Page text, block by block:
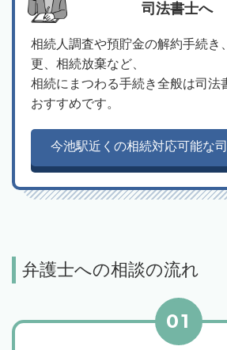
司法書士へ
相続人調査や預貯金の解約手続き
更、相続放棄など、
相続にまつわる手続き全般は司法
おすすめです。
今池駅近くの相続対応可能な
弁護士への相談の流れ
01